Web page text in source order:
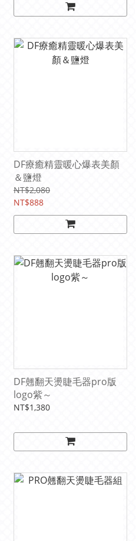
DF療癒精靈暖心爆表美顏
＆鹽燈
NT$2,080
NT$888
DF翹翻天燙睫毛器pro版
logo紫～
NT$1,380